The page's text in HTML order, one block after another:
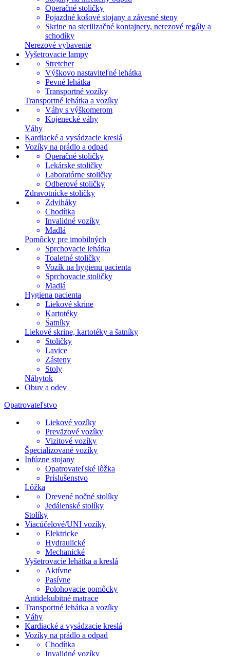
Operačné stoličky
Pojazdné košové stojany a závesné steny
Skrine na sterilizačné kontajnery, nerezové regály a
schodíky
Nerezové vybavenie
Vyšetrovacie lampy
Stretcher
Výškovo nastaviteľné lehátka
Pevné lehátka
Transportné vozíky
Transportné lehátka a vozíky
Váhy s výškomerom
Kojenecké váhy
Váhy
Kardiacké a vysádzacie kreslá
Vozíky na prádlo a odpad
Operačné stoličky
Lekárske stoličky
Laboratórne stoličky
Odberové stoličky
Zdravotnícke stoličky
Zdviháky
Chodítka
Invalidné vozíky
Madlá
Pomôcky pre imobilných
Sprchovacie lehátka
Toaletné stoličky
Vozík na hygienu pacienta
Sprchovacie stoličky
Madlá
Hygiena pacienta
Liekové skrine
Kartotéky
Šatníky
Liekové skrine, kartotéky a šatníky
Stoličky
Lavice
Zásteny
Stoly
Nábytok
Obuv a odev
Opatrovateľstvo
Liekové vozíky
Preväzové vozíky
Vizitové vozíky
Špecializované vozíky
Infúzne stojany
Opatrovateľské lôžka
Príslušenstvo
Lôžka
Drevené nočné stolíky
Jedálenské stolíky
Stolíky
Viacúčelové/UNI vozíky
Elektricke
Hydraulické
Mechanické
Vyšetrovacie lehátka a kreslá
Aktívne
Pasívne
Polohovacie pomôcky
Antidekubitné matrace
Transportné lehátka a vozíky
Váhy
Kardiacké a vysádzacie kreslá
Vozíky na prádlo a odpad
Chodítka
Invalidné vozíky